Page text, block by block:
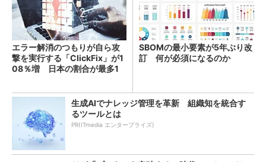
エラー解消のつもりが自ら攻
撃を実行する「ClickFix」が1
08％増 日本の割合が最多1
SBOMの最小要素が5年ぶり改
訂 何が必須になるのか
生成AIでナレッジ管理を革新 組織知を統合す
るツールとは
PR(ITmedia エンタープライズ)